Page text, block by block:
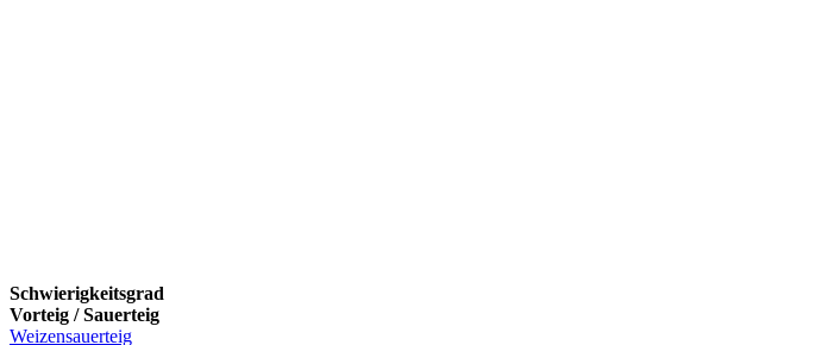
Schwierigkeitsgrad
Vorteig / Sauerteig
Weizensauerteig